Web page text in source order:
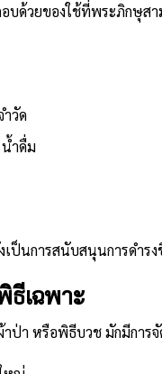
บด้วยของใช้ที่พระภิกษุส
วัด
ำดื่ม
เป็นการสนับสนุนการดำ
ธีเฉพาะ
าป่า หรือพิธีบวช มักมีการ